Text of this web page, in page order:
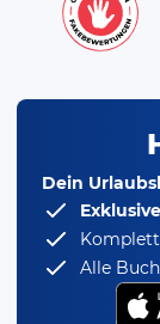
Dein
Alle